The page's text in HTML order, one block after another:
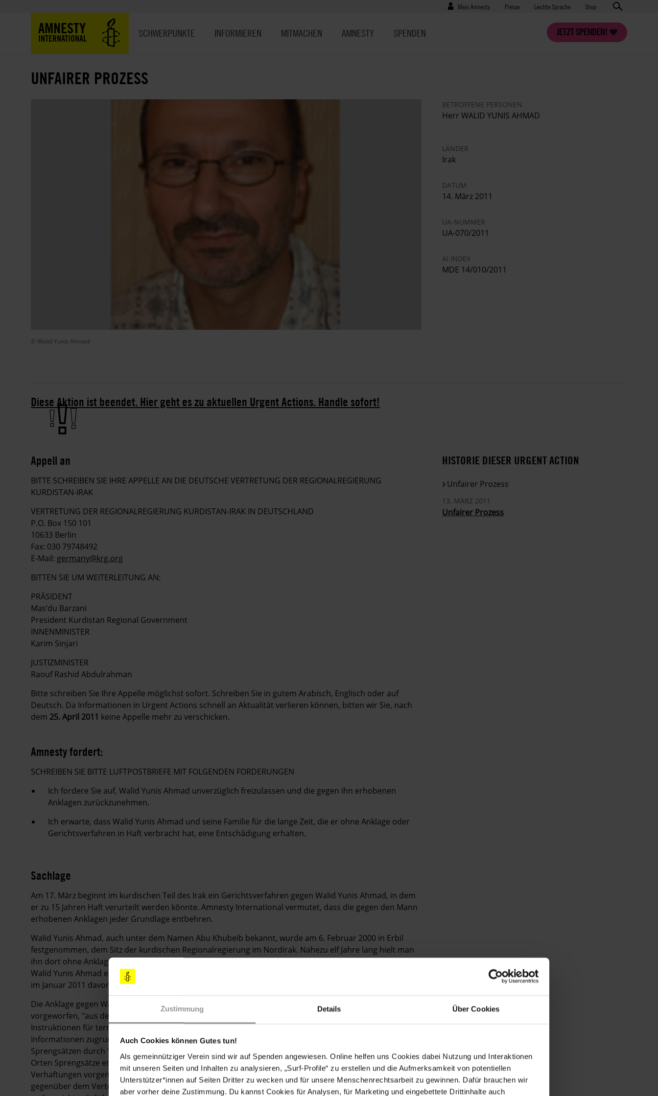
Zustimmung Details Über Cookies
Auch Cookies können Gutes tun!
Als gemeinnütziger Verein sind wir auf Spenden angewiesen. Online helfen uns Cookies dabei Nutzung und Interaktionen
mit unseren Seiten und Inhalten zu analysieren, „Surf-Profile“ zu erstellen und die Aufmerksamkeit von potentiellen
Unterstützer*innen auf Seiten Dritter zu wecken und für unsere Menschenrechtsarbeit zu gewinnen. Dafür brauchen wir
aber vorher deine Zustimmung. Du kannst Cookies für Analysen, für Marketing und eingebettete Drittinhalte auch
Benutzermenü
Mein Amnesty Presse
Presse Leichte Sprache Shop
AMNESTY
INTERNATIONAL
JETZT SPENDEN!
SCHWERPUNKTE INFORMIEREN MITMACHEN AMNESTY SPENDEN
UNFAIRER PROZESS
© Walid Yunis Ahmad
BETROFFENE PERSONEN
Herr WALID YUNIS AHMAD
LÄNDER
Irak
DATUM
14. März 2011
UA-NUMMER
UA-070/2011
AI INDEX
MDE 14/010/2011
Diese Aktion ist beendet. Hier geht es zu aktuellen Urgent Actions. Handle sofort!
Appell an
BITTE SCHREIBEN SIE IHRE APPELLE AN DIE DEUTSCHE VERTRETUNG DER REGIONALREGIERUNG
KURDISTAN-IRAK
VERTRETUNG DER REGIONALREGIERUNG KURDISTAN-IRAK IN DEUTSCHLAND
P.O. Box 150 101
10633 Berlin
Fax: 030 79748492
E-Mail: germany@krg.org
BITTEN SIE UM WEITERLEITUNG AN:
PRÄSIDENT
Mas’du Barzani
President Kurdistan Regional Government
INNENMINISTER
Karim Sinjari
JUSTIZMINISTER
Raouf Rashid Abdulrahman
Bitte schreiben Sie Ihre Appelle möglichst sofort. Schreiben Sie in gutem Arabisch, Englisch oder auf
Deutsch. Da Informationen in Urgent Actions schnell an Aktualität verlieren können, bitten wir Sie, nach
dem 25. April 2011 keine Appelle mehr zu verschicken.
Amnesty fordert:
SCHREIBEN SIE BITTE LUFTPOSTBRIEFE MIT FOLGENDEN FORDERUNGEN
Ich fordere Sie auf, Walid Yunis Ahmad unverzüglich freizulassen und die gegen ihn erhobenen
Anklagen zurückzunehmen.
Ich erwarte, dass Walid Yunis Ahmad und seine Familie für die lange Zeit, die er ohne Anklage oder
Gerichtsverfahren in Haft verbracht hat, eine Entschädigung erhalten.
Sachlage
Am 17. März beginnt im kurdischen Teil des Irak ein Gerichtsverfahren gegen Walid Yunis Ahmad, in dem
er zu 15 Jahren Haft verurteilt werden könnte. Amnesty International vermutet, dass die gegen den Mann
erhobenen Anklagen jeder Grundlage entbehren.
Walid Yunis Ahmad, auch unter dem Namen Abu Khubeib bekannt, wurde am 6. Februar 2000 in Erbil
festgenommen, dem Sitz der kurdischen Regionalregierung im Nordirak. Nahezu elf Jahre lang hielt man
ihn dort ohne Anklage oder Gerichtsverfahren in Haft. Im August 2010 wurde schließlich Anklage gegen
Walid Yunis Ahmad erhoben, er selbst aber nach Amnesty International vorliegenden Informationen erst
im Januar 2011 davon in Kenntnis gesetzt. Sein Prozess ist für den 17. März anberaumt worden.
Die Anklage gegen Walid Yunis Ahmad stützt sich auf das Antiterrorgesetz aus dem Jahr 2006. Ihm wird
vorgeworfen, "aus dem Gefängnis heraus seinen Anhängern in Kirkuk und Mosul Anweisungen und
Instruktionen für terroristische Anschläge in Dohuk erteilt zu haben". Der Anklage liegen offenbar
Informationen zugrunde, die einem Ermittlungsrichter im Zusammenhang mit dem Fund von
Sprengsätzen durch "Geheiminformanten" zugespielt worden sind. Im Jahr 2009 waren in Dohuk an zwei
Orten Sprengsätze entdeckt worden, die Behörden hatten in diesem Zusammenhang jedoch weder
Verhaftungen vorgenommen noch war Anklage erhoben worden. Ebenso wenig gaben die Behörden
gegenüber dem Verteidiger von Wali Yunis Ahmad die Identität der "Geheiminformanten" preis, so dass
HISTORIE DIESER URGENT ACTION
Unfairer Prozess
13. MÄRZ 2011
Unfairer Prozess